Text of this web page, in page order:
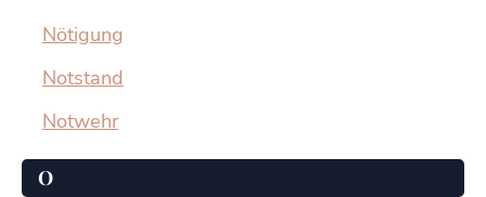
Nötigung
Notstand
Notwehr
O